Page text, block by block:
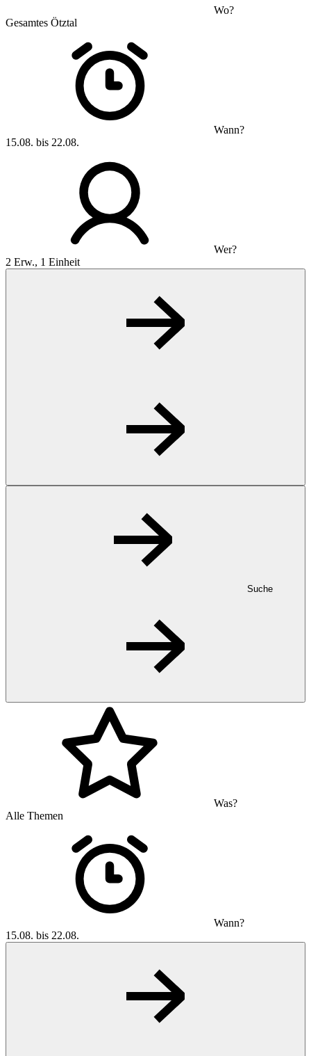
Wo?
Gesamtes Ötztal
Wann?
15.08. bis 22.08.
Wer?
2 Erw., 1 Einheit
Suche
Was?
Alle Themen
Wann?
15.08. bis 22.08.